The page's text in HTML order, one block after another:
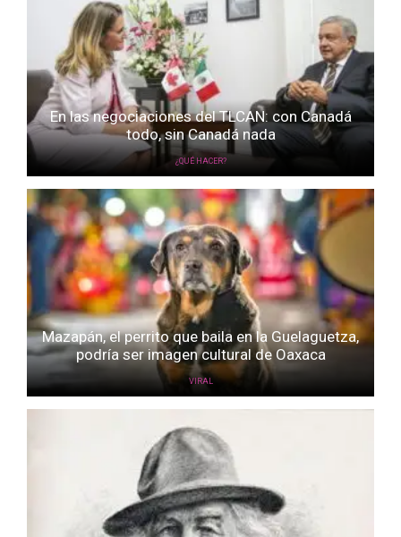
En las negociaciones del TLCAN: con Canadá
todo, sin Canadá nada
¿QUÉ HACER?
Mazapán, el perrito que baila en la Guelaguetza,
podría ser imagen cultural de Oaxaca
VIRAL